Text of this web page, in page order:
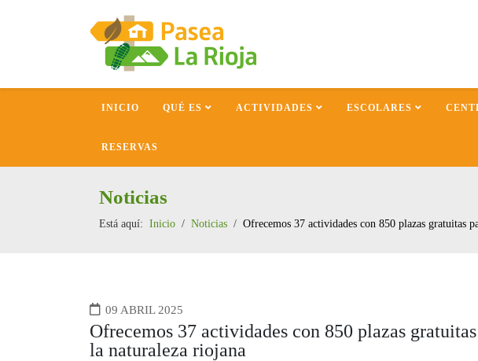
INICIO QUÉ ES ACTIVIDADES ESCOLARES
RESERVAS
Noticias
Está aquí: Inicio Noticias Ofrecemos 37 actividades con 850 plazas gratuitas
09 ABRIL 2025
Ofrecemos 37 actividades con 850 plazas
la naturaleza riojana